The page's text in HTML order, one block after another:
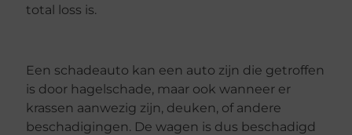
total loss is.
Een schadeauto kan een auto zijn die getroffen
is door hagelschade, maar ook wanneer er
krassen aanwezig zijn, deuken, of andere
beschadigingen. De wagen is dus beschadigd